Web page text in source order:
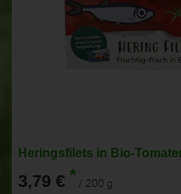
Heringsfilets in Bio-
3,79 € * / 200 g